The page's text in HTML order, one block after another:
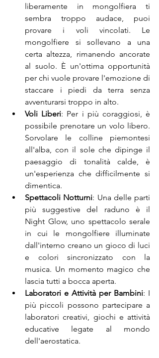
liberamente in mongolfiera ti
sembra troppo audace, puoi
provare i voli vincolati. Le
mongolfiere si sollevano a una
certa altezza, rimanendo ancorate
al suolo. È un'ottima opportunità
per chi vuole provare l'emozione di
staccare i piedi da terra senza
avventurarsi troppo in alto.
Voli Liberi: Per i più coraggiosi, è
possibile prenotare un volo libero.
Sorvolare le colline piemontesi
all'alba, con il sole che dipinge il
paesaggio di tonalità calde, è
un'esperienza che difficilmente si
dimentica.
Spettacoli Notturni: Una delle parti
più suggestive del raduno è il
Night Glow, uno spettacolo serale
in cui le mongolfiere illuminate
dall'interno creano un gioco di luci
e colori sincronizzato con la
musica. Un momento magico che
lascia tutti a bocca aperta.
Laboratori e Attività per Bambini: I
più piccoli possono partecipare a
laboratori creativi, giochi e attività
educative legate al mondo
dell'aerostatica.